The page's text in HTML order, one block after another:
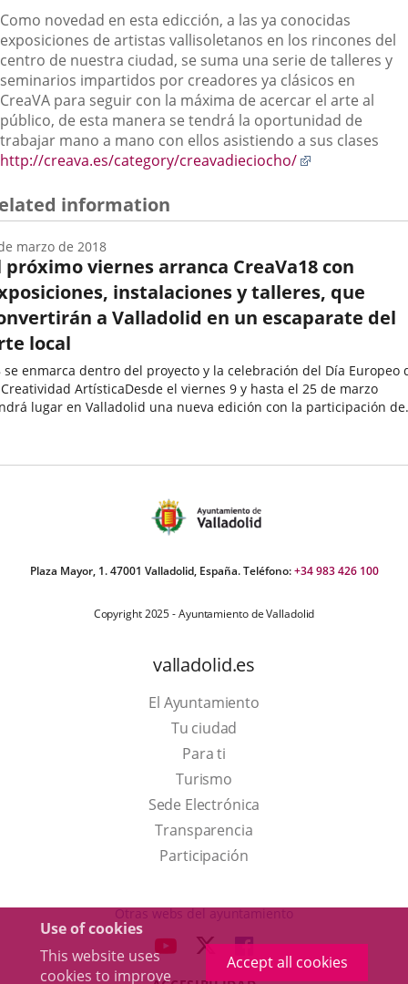
Use of cookies
This website uses
cookies to improve
Accept all cookies
Como novedad en esta edicción, a las ya conocidas
exposiciones de artistas vallisoletanos en los rincones del
centro de nuestra ciudad, se suma una serie de talleres y
seminarios impartidos por creadores ya clásicos en
CreaVA para seguir con la máxima de acercar el arte al
público, de esta manera se tendrá la oportunidad de
trabajar mano a mano con ellos asistiendo a sus clases
http://creava.es/category/creavadieciocho/
aplicación
information
próximo viernes arranca CreaVa18 con
instalaciones y talleres, que
a Valladolid en un escaparate del
local
enmarca dentro del proyecto y la celebración del Día Europeo de
ArtísticaDesde el viernes 9 y hasta el 25 de marzo
lugar en Valladolid una nueva edición con la participación de
marzo de 2018
Plaza Mayor, 1. 47001 Valladolid, España. Teléfono:+34 983 426 100
Copyright 2025 - Ayuntamiento de Valladolid
valladolid.es
El Ayuntamiento
Tu ciudad
Para ti
TurismoThis
link
will
open
a
up
Sede Electrónica
Transparencia
Participación
Otras webs del ayuntamiento
LINK LINK
TO
LINK
TO